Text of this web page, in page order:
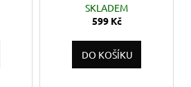
SKLADEM
599 Kč
DO KOŠÍKU